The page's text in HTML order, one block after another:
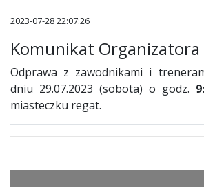
2023-07-28 22:07:26
Komunikat Organizatora
Odprawa z zawodnikami i
dniu 29.07.2023 (sobota) o godz.
miasteczku regat.